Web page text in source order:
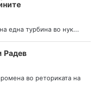
една турбина во нук...
Радев
во реториката на